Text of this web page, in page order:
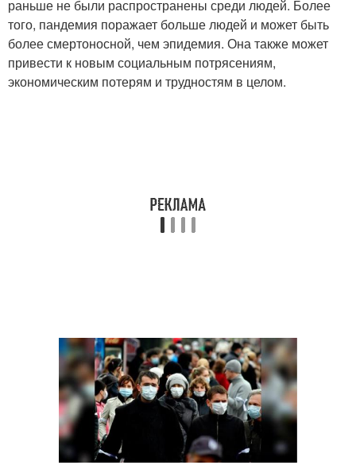
раньше не были распространены среди людей. Более
того, пандемия поражает больше людей и может быть
более смертоносной, чем эпидемия. Она также может
привести к новым социальным потрясениям,
экономическим потерям и трудностям в целом.